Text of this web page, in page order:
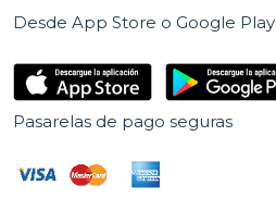
Desde App Store o Google Play
Pasarelas de pago seguras